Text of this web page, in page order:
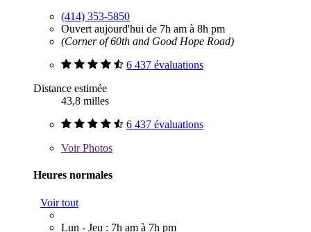
(414) 353-5850
Ouvert aujourd'hui de 7h am à 8h pm
(Corner of 60th and Good Hope Road)
6 437 évaluations
Distance estimée
43,8 milles
6 437 évaluations
VoirPhotos
Heures normales
Voir tout
Lun - Jeu : 7h am à 7h pm